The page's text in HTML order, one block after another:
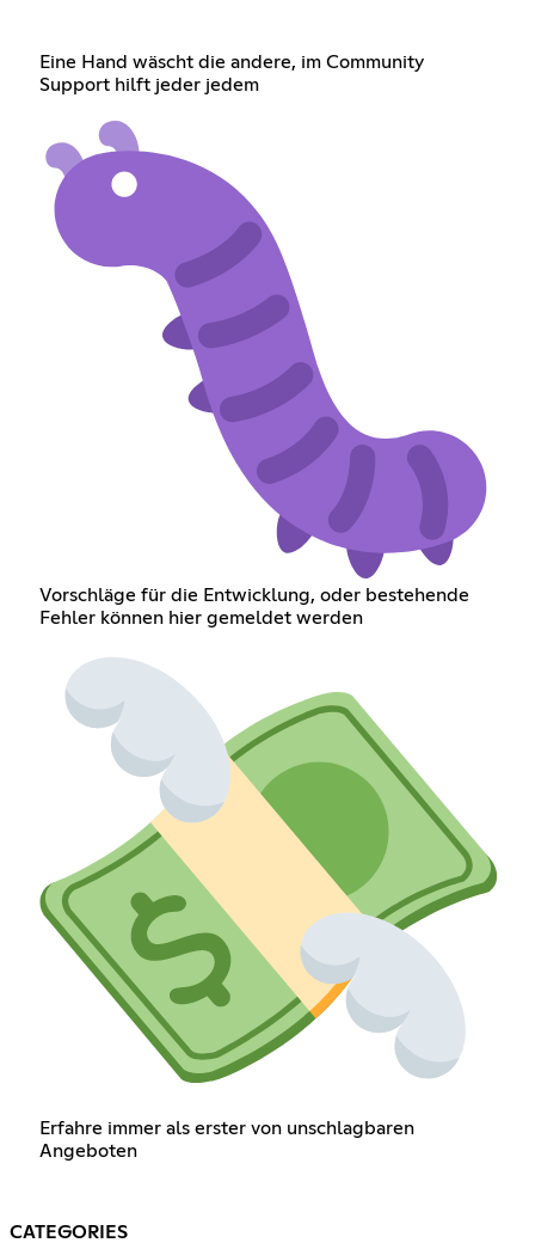
Eine Hand wäscht die andere, im Community
Support hilft jeder jedem
Vorschläge für die Entwicklung, oder bestehende
Fehler können hier gemeldet werden
Erfahre immer als erster von unschlagbaren
Angeboten
CATEGORIES